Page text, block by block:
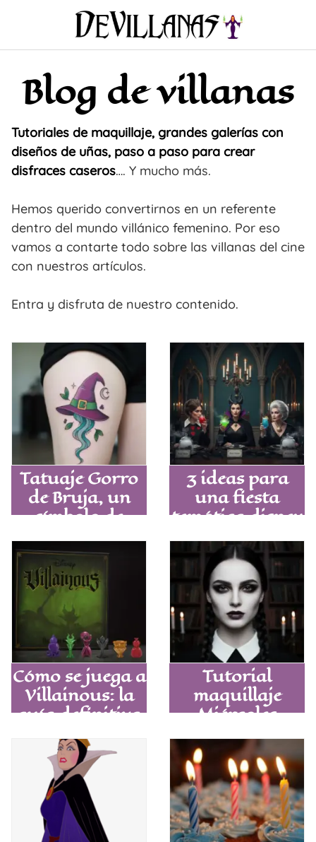
Blog de villanas
Tutoriales de maquillaje, grandes galerías con
diseños de uñas, paso a paso para crear
disfraces caseros…. Y mucho más.
Hemos querido convertirnos en un referente
dentro del mundo villánico femenino. Por eso
vamos a contarte todo sobre las villanas del cine
con nuestros artículos.
Entra y disfruta de nuestro contenido.
Tatuaje Gorro
de Bruja, un
símbolo de
poder para tu
piel
3 ideas para
una fiesta
temática disney
de adultos que
nadie olvidará
Cómo se juega a
Villainous: la
guía definitiva
para reclamar
tu trono
Tutorial
maquillaje
Miércoles
Addams para
desatar a tu
villana interior
con el look
gótico
definitivo